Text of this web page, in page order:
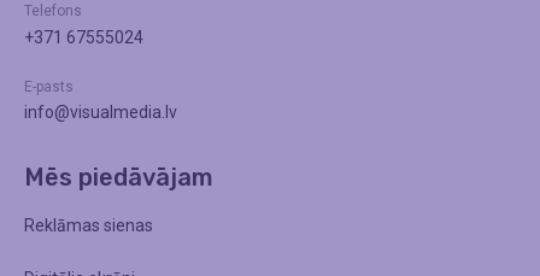
Telefons
+371 67555024
E-pasts
info@visualmedia.lv
Mēs piedāvājam
Reklāmas sienas